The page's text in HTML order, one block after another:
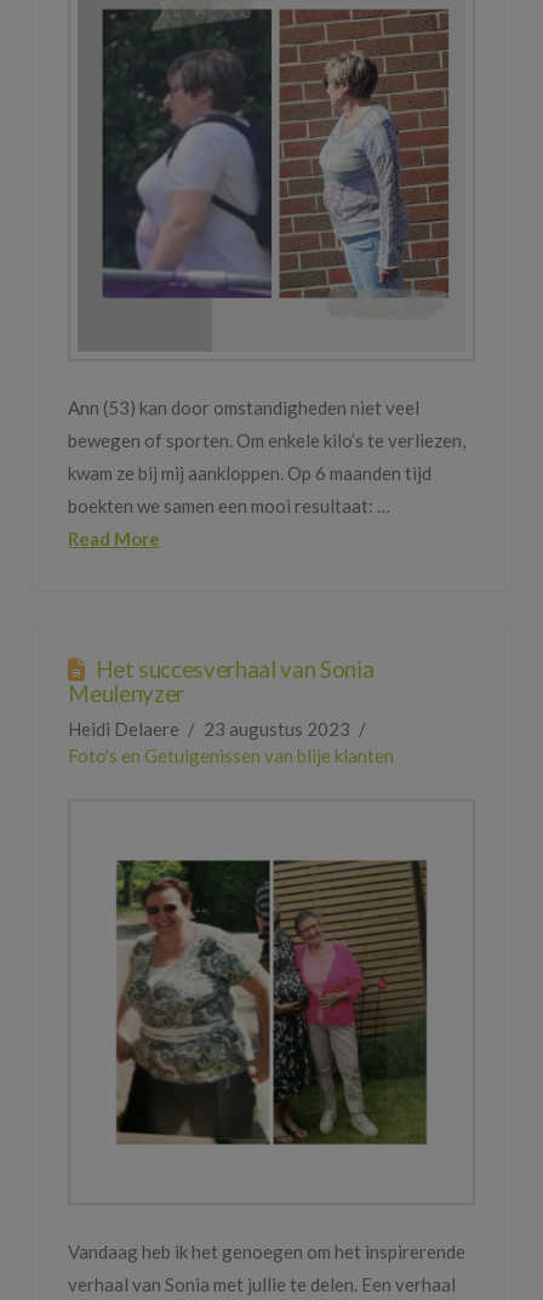
Ann (53) kan door omstandigheden niet veel
bewegen of sporten. Om enkele kilo’s te verliezen,
kwam ze bij mij aankloppen. Op 6 maanden tijd
boekten we samen een mooi resultaat: …
Read More
Het succesverhaal van Sonia
Meulenyzer
Heidi Delaere
23 augustus 2023
Foto's en Getuigenissen van blije klanten
Vandaag heb ik het genoegen om het inspirerende
verhaal van Sonia met jullie te delen. Een verhaal